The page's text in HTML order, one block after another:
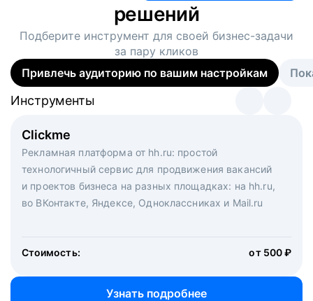
решений
Подберите инструмент для своей бизнес-задачи
за пару кликов
Привлечь аудиторию по вашим настройкам
Clickme
Рекламная платформа от hh.ru: простой
технологичный сервис для продвижения вакансий
и проектов бизнеса на разных площадках: на hh.ru,
во ВКонтакте, Яндексе, Одноклассниках и Mail.ru
Стоимость: от 500 ₽
Узнать подробнее
Инструменты
Вакансия дня
Рекламный формат для вакансий на главной странице
hh.ru. Увеличивает количество откликов
Инструменты
Массовый подбор под ключ. Решите, сколько
кандидатов и когда вам нужно, и за дело возьмутся
маркетологи, рекрутеры и проектные менеджеры
hh.ru с целым набором digital-инструментов
Инструменты